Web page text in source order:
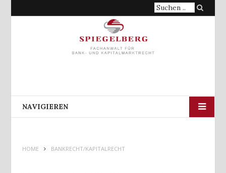
Suche
NAVIGIEREN
HOME BANKRECHT/KAPITALRECHT